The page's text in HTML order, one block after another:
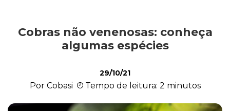
Exóticos e Silvestres
Mamíferos
Cobras não venenosas: conheça
algumas espécies
29/10/21
Por Cobasi Tempo de leitura: 2 minutos